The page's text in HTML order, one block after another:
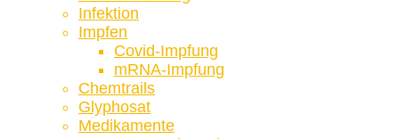
Infektion
Impfen
Covid-Impfung
mRNA-Impfung
Chemtrails
Glyphosat
Medikamente